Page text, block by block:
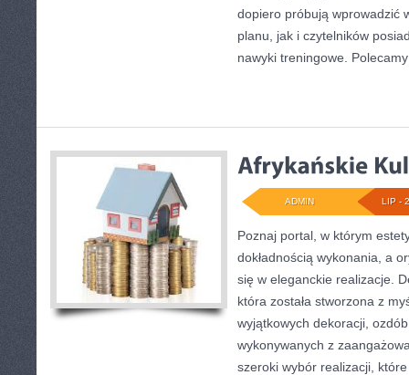
dopiero próbują wprowadzić
planu, jak i czytelników
nawyki treningowe.
LIP -
ADMIN
Poznaj portal, w którym
dokładnością wykonania, a
się w eleganckie realizacje.
która została stworzona z
wyjątkowych dekoracji,
wykonywanych z
szeroki wybór realizacji,